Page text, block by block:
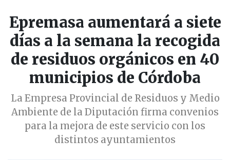
Epremasa aumentará a siete
días a la semana la recogida
de residuos orgánicos en 40
municipios de Córdoba
La Empresa Provincial de Residuos y Medio
Ambiente de la Diputación firma convenios
para la mejora de este servicio con los
distintos ayuntamientos